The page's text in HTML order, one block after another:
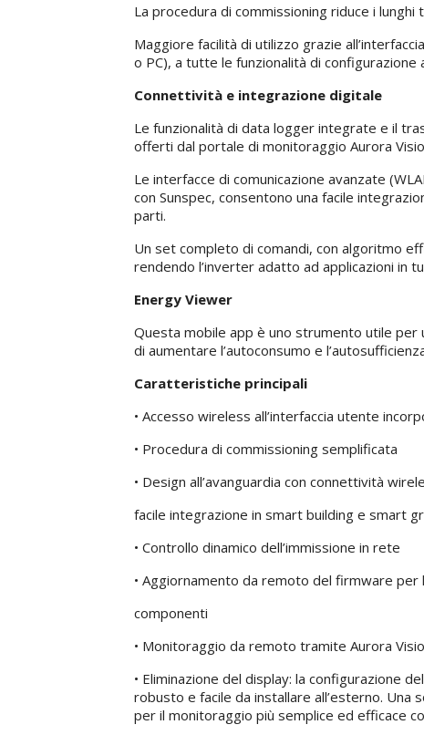
La procedura di commissioning riduce i
Maggiore facilità di utilizzo grazie
o PC), a tutte le funzionalità di configurazione
Connettività e integrazione digitale
Le funzionalità di data logger integrate e il
offerti dal portale di monitoraggio Aurora
Le interfacce di comunicazione avanzate
con Sunspec, consentono una facile
parti.
Un set completo di comandi, con algoritmo
rendendo l’inverter adatto ad applicazioni in
Energy Viewer
Questa mobile app è uno strumento utile
di aumentare l’autoconsumo e
Caratteristiche principali
• Accesso wireless all’interfaccia utente
• Procedura di commissioning semplificata
• Design all’avanguardia con connettività
facile integrazione in smart building e smart
• Controllo dinamico dell’immissione in rete
• Aggiornamento da remoto del firmware per
componenti
• Monitoraggio da remoto tramite Aurora
• Eliminazione del display: la configurazione
robusto e facile da installare all’esterno.
per il monitoraggio più semplice ed efficace